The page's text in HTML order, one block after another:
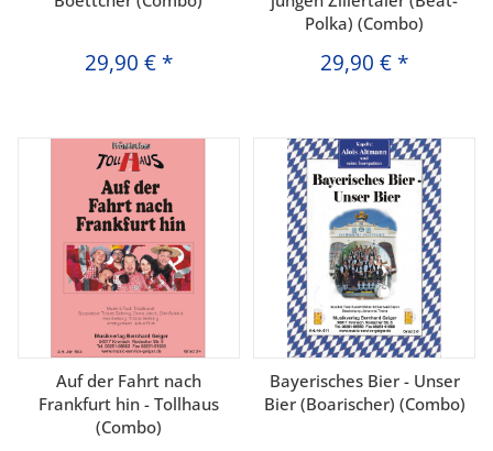
29,90 € *
Polka) (Combo)
29,90 € *
Auf der Fahrt nach
Frankfurt hin - Tollhaus
(Combo)
Bayerisches Bier - Unser
Bier (Boarischer) (Combo)